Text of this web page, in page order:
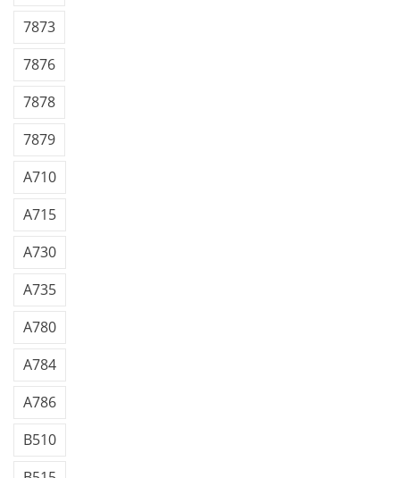
7873
7876
7878
7879
A710
A715
A730
A735
A780
A784
A786
B510